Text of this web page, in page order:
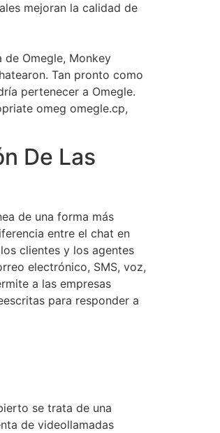
mejoran la calidad de
Omegle, Monkey
Tan pronto como
pertenecer a Omegle.
omeg omegle.cp,
De Las
de una forma más
entre el chat en
clientes y los agentes
electrónico, SMS, voz,
a las empresas
para responder a
se trata de una
de videollamadas